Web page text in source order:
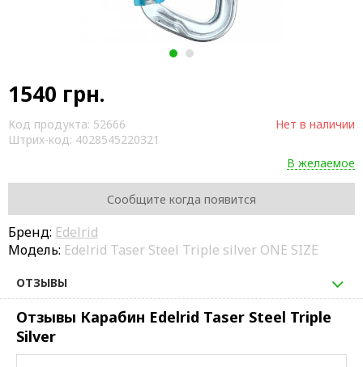
1 2
1540 грн.
Код продукта: 52666
Штрих-код: 4028545220321
Нет в наличии
В желаемое
Сообщите когда появится
Бренд: Edelrid
Модель: Edelrid Taser Steel Triple silver ONE SIZE
ОТЗЫВЫ
Отзывы Карабин Edelrid Taser Steel Triple
Silver